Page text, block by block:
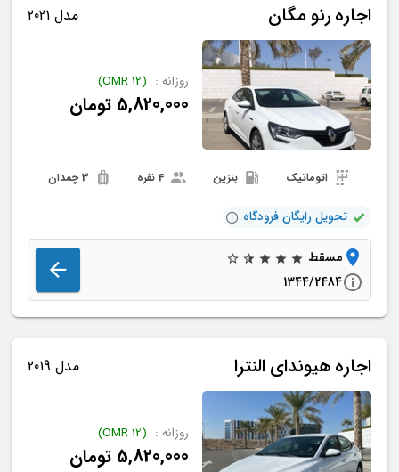
اجارهرنو مگان مدل 2021
روزانه : (
12
OMR
)
5,820,000 تومان
اتوماتیک بنزین
تحویل رایگان فرودگاه
مسقط
1344/2484
اجارههیوندایالنترا مدل 2019
روزانه : (
12
OMR
)
5,820,000 تومان